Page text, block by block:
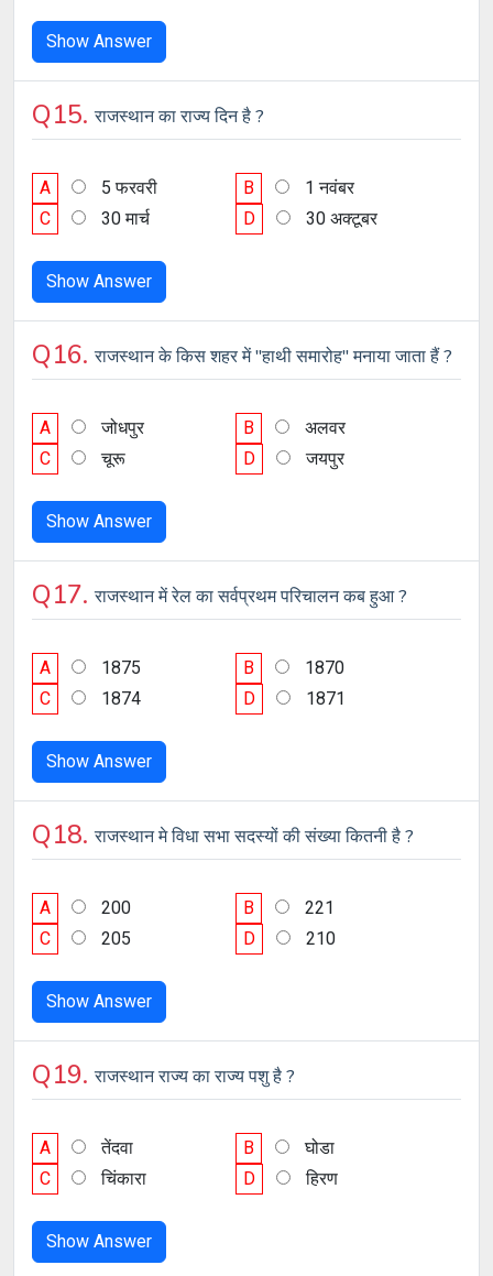
Show Answer
Q15.राजस्थान का राज्य दिन है ?
A 5 फरवरी B
1 नवंबर
C
30 मार्च D 30 अक्टूबर
Show Answer
Q16.राजस्थान के किस शहर में "हाथी समारोह" मनाया जाता हैं ?
A जोधपुर B
अलवर
C
चूरू D जयपुर
Show Answer
Q17.राजस्थान में रेल का सर्वप्रथम परिचालन कब हुआ ?
A 1875 B
1870
C
1874 D 1871
Show Answer
Q18.राजस्थान मे विधा सभा सदस्यों की संख्या कितनी है ?
A 200 B
221
C
205 D 210
Show Answer
Q19.राजस्थान राज्य का राज्य पशु है ?
A तेंदवा B
घोडा
C
चिंकारा D हिरण
Show Answer